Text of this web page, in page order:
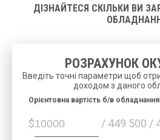
ДІЗНАЙТЕСЯ СКІЛЬКИ ВИ
РОЗРАХУНОК
Введіть точні параметри щоб
доходом з даного
$ / 449 500 /
Орієнтовна вартість б/в